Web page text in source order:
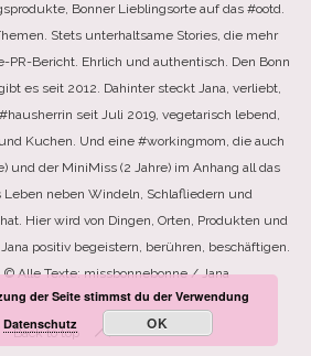
Bonner Lieblingsorte auf das #ootd.
Stets unterhaltsame Stories, die mehr
PR-Bericht. Ehrlich und authentisch. Den Bonn
es seit 2012. Dahinter steckt Jana, verliebt,
seit Juli 2019, vegetarisch lebend,
Kuchen. Und eine #workingmom, die auch
und der MiniMiss (2 Jahre) im Anhang all das
Leben neben Windeln, Schlafliedern und
Hier wird von Dingen, Orten, Produkten und
positiv begeistern, berühren, beschäftigen.
© Alle Texte: missbonnebonne / Jana
Back to top
der Seite stimmst du der Verwendung
Datenschutz OK